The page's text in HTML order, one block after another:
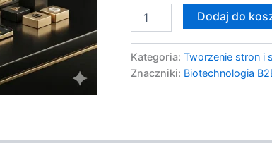
Dodaj do
Kategoria: Tworzenie stron i
Znaczniki: Biotechnologia